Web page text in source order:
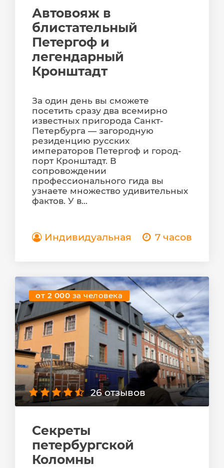
Автовояж в
блистательный
Петергоф и
легендарный
Кронштадт
За один день вы сможете
посетить сразу два всемирно
известных пригорода Санкт-
Петербурга — загородную
резиденцию русских
императоров Петергоф и город-
порт Кронштадт. В
сопровождении
профессионального гида вы
узнаете множество удивительных
фактов. У в...
Индивидуальная 7 часов
от 2 000 за человека
26 отзывов
Секреты
петербургской
Коломны